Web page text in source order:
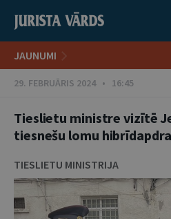
JAUNUMI
29. FEBRUĀRIS 2024 • 16:45
Tieslietu ministre vizītē
tiesnešu lomu
TIESLIETU MINISTRIJA